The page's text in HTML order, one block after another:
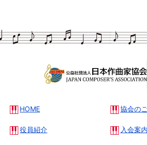
HOME 協会の
役員紹介 入会案内